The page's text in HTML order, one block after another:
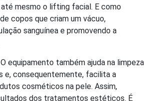
mesmo o lifting facial. E como
copos que criam um vácuo,
sanguínea e promovendo a
equipamento também ajuda na limpeza
e, consequentemente, facilita a
cosméticos na pele. Assim,
dos tratamentos estéticos. É